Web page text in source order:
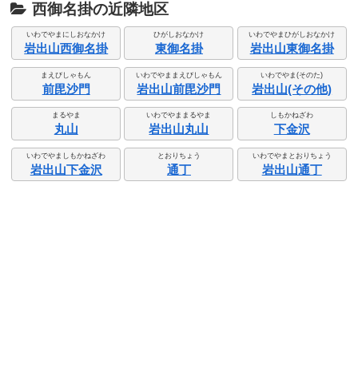
西御名掛の近隣地区
いわでやまにしおなかけ
岩出山西御名掛
ひがしおなかけ
東御名掛
いわでやまひがしおなかけ
岩出山東御名掛
まえびしゃもん
前毘沙門
いわでやままえびしゃもん
岩出山前毘沙門
いわでやま(そのた)
岩出山(その他)
まるやま
丸山
いわでやままるやま
岩出山丸山
しもかねざわ
下金沢
いわでやましもかねざわ
岩出山下金沢
とおりちょう
通丁
いわでやまとおりちょう
岩出山通丁